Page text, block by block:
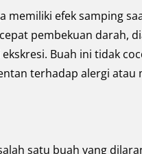
memiliki efek samping
pembekuan darah,
Buah ini tidak
terhadap alergi atau
satu buah yang